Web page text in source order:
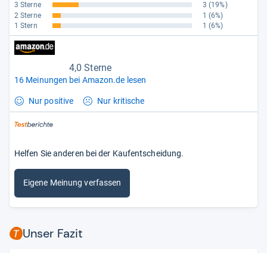
3 Sterne
3 (19%)
2 Sterne
1 (6%)
1 Stern
1 (6%)
4,0 Sterne
16 Meinungen bei Amazon.de lesen
Nur positive Nur kritische
Helfen Sie anderen bei der Kaufentscheidung.
Eigene Meinung verfassen
Unser Fazit